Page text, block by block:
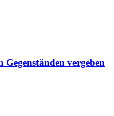
vergeben